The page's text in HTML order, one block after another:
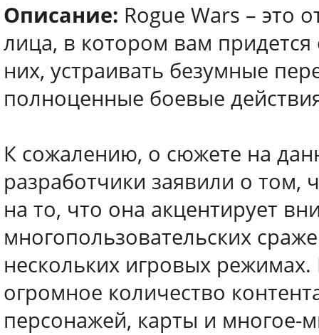
Описание: Rogue Wars – это
лица, в котором вам
них, устраивать безумные
полноценные боевые
К сожалению, о сюжете на
разработчики заявили о том,
на то, что она акцентирует
многопользовательских
нескольких игровых режимах.
огромное количество
персонажей, карты и многое-